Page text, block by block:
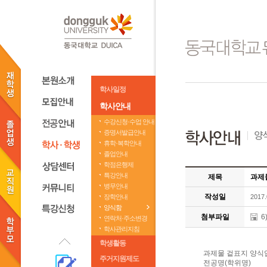
학사일정
학사안내
수강신청·수업 안내
증명서발급안내
휴학·복학안내
졸업안내
학점은행제
특강안내
병무안내
장학안내
양식함
연락처·주소변경
학사관리지침
학생활동
주거지원제도
제목 과제
작성일
첨부파일
과제물 겉표지 양식
전공명(학위명)